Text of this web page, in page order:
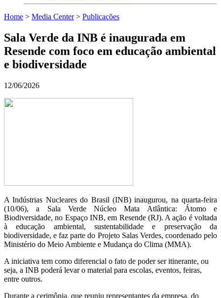
Home > Media Center> Publicações
Sala Verde da INB é inaugurada em
Resende com foco em educação ambiental
e biodiversidade
12/06/2026
A Indústrias Nucleares do Brasil (INB) inaugurou, na quarta-feira
(10/06), a Sala Verde Núcleo Mata Atlântica: Átomo e
Biodiversidade, no Espaço INB, em Resende (RJ). A ação é voltada
à educação ambiental, sustentabilidade e preservação da
biodiversidade, e faz parte do Projeto Salas Verdes, coordenado pelo
Ministério do Meio Ambiente e Mudança do Clima (MMA).
A iniciativa tem como diferencial o fato de poder ser itinerante, ou
seja, a INB poderá levar o material para escolas, eventos, feiras,
entre outros.
Durante a cerimônia, que reuniu representantes da empresa, do